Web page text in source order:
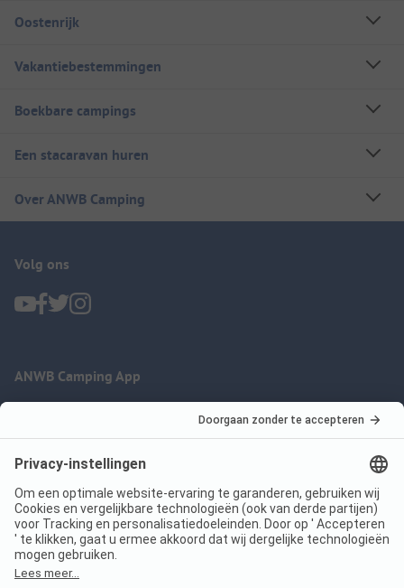
Oostenrijk
Vakantiebestemmingen
Boekbare campings
Een stacaravan huren
Over ANWB Camping
Volg ons
ANWB Camping App
Imprint
Jouw privacy
Voorwaarden
Wet digitale diensten